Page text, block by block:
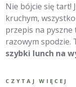
Nie bójcie się tart!
kruchym,
przepis na
razowym spodzie.
szybki lunch na
CZYTAJ WIĘCEJ